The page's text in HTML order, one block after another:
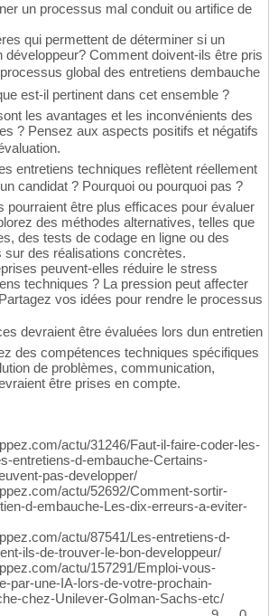
un processus mal conduit ou artifice de
qui permettent de déterminer si un
développeur? Comment doivent-ils être pris
global des entretiens dembauche
est-il pertinent dans cet ensemble ?
les avantages et les inconvénients des
? Pensez aux aspects positifs et négatifs
entretiens techniques reflètent réellement
candidat ? Pourquoi ou pourquoi pas ?
pourraient être plus efficaces pour évaluer
des méthodes alternatives, telles que
des tests de codage en ligne ou des
sur des réalisations concrètes.
peuvent-elles réduire le stress
techniques ? La pression peut affecter
vos idées pour rendre le processus
devraient être évaluées lors dun entretien
des compétences techniques spécifiques
de problèmes, communication,
être prises en compte.
actu/31246/Faut-il-faire-coder-les-
entretiens-d-embauche-Certains-
pas-developper/
actu/52692/Comment-sortir-
d-embauche-Les-dix-erreurs-a-eviter-
actu/87541/Les-entretiens-d-
ils-de-trouver-le-bon-developpeur/
actu/157291/Emploi-vous-
par-une-IA-lors-de-votre-prochain-
chez-Unilever-Golman-Sachs-etc/